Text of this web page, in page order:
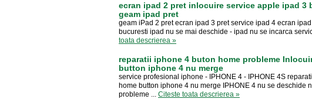
ecran ipad 2 pret inlocuire service apple ipad
geam ipad pret
geam iPad 2 pret ecran ipad 3 pret service ipad 4 ecran
bucuresti ipad nu se mai deschide - ipad nu se incarca
toata descrierea »
reparatii iphone 4 buton home probleme
button iphone 4 nu merge
service profesional iphone - IPHONE 4 - IPHONE 4S
home button iphone 4 nu merge IPHONE 4 nu se deschide
probleme ... Citeste toata descrierea »